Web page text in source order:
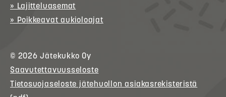
» Lajitteluasemat
» Poikkeavat aukioloajat
© 2026Jätekukko Oy
Saavutettavuusseloste
Tietosuojaseloste jätehuollon asiakasrekisteristä